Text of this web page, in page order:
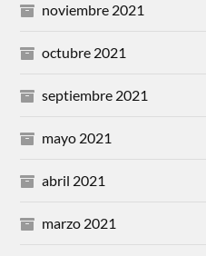
noviembre 2021
octubre 2021
septiembre 2021
mayo 2021
abril 2021
marzo 2021